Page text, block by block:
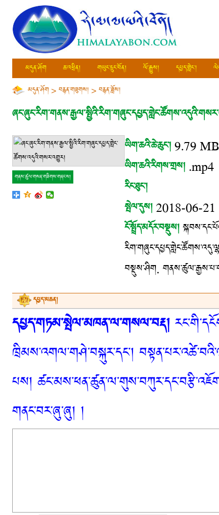
མདུན་ཤོག ཆ་འཕྲིན། གཡུང་དྲུང་བོན། ལོ་རྒྱུས། དཔྱད་གླེང་།
མདུན་ཤོག>བརྙན་གཟུགས། >བརྙན་ཟློས།
གནས་ཚུལ་གསན་གཟིགས་གནང་ས།
ཡིག་ཆའི་ཆེ་ཆུང་།9.79 MB
ཡིག་ཆའི་རིགས་གྲས། .mp4
རིང་ཐུང་།
སྤེལ་དུས།2018-06-21
ངོ་སྤྲོད་མདོར་བསྡུས།
བསྡུས་ཤིག.
དཔྱད་མཆན།
དཔྱད་གཏམ་སྤེལ་མཁན་ལ་གསལ་བརྡ།
ཁྲིམས་འགལ་གཤེ་བསྐུར་དང་།
པས།
གནང་བར་ཞུ་ཞུ། །